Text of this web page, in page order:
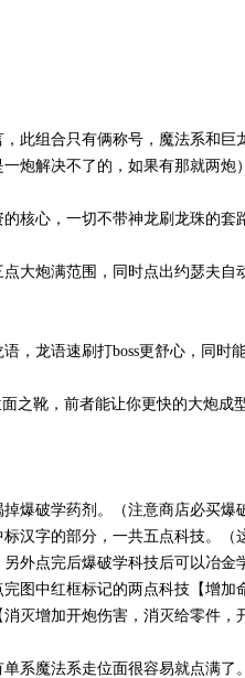
此组合只有俩称号，魔法系和
炮解决不了的，如果有那就两炮）
核心，一切不带神龙刷龙珠的套
大炮满范围，同时点出约瑟夫
，龙语速刷打boss更舒心，同时
之靴，前者能让你更快的大炮成
爆破学药剂。（注意商店必买爆
汉字的部分，一共五点科技。
外点完后爆破学科技后可以冶
图中红框标记的两点科技【增
灭增加开炮伤害，消灭给零件，
系魔法系走位面很容易就点满